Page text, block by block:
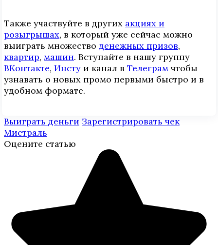
Также участвуйте в других акциях и
розыгрышах, в который уже сейчас можно
выиграть множество денежных призов,
квартир, машин. Вступайте в нашу группу
ВКонтакте, Инcтy и канал в Телеграм чтобы
узнавать о новых промо первыми быстро и в
удобном формате.
Выиграть деньги Зарегистрировать чек
Мистраль
Оцените статью